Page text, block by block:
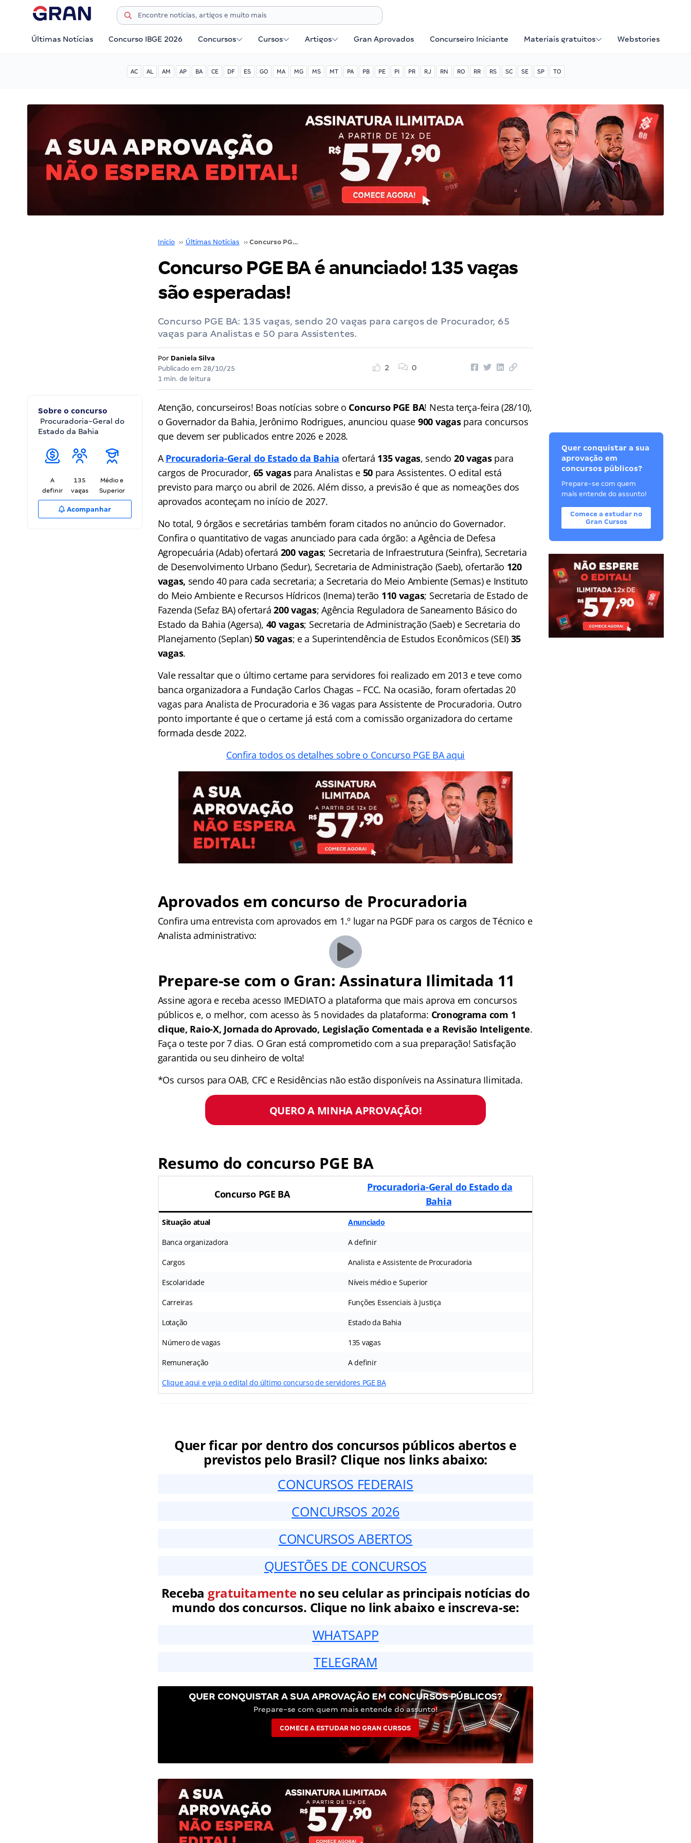
Últimas Notícias Concurso IBGE 2026 Concursos Cursos Artigos Gran Aprovados Concurseiro Iniciante Materiais gratuitos Webstories
AC AL AM AP BA CE DF ES GO MA MG MS MT PA PB PE PI PR RJ RN RO RR RS SC SE SP TO
Início ›› Últimas Notícias ›› Concurso PGE BA é anunciado! 135 vagas são esperadas!
Concurso PGE BA é anunciado! 135 vagas
são esperadas!
Concurso PGE BA: 135 vagas, sendo 20 vagas para cargos de Procurador, 65
vagas para Analistas e 50 para Assistentes.
Por Daniela Silva
Publicado em 28/10/25
1 min. de leitura
2 0
Sobre o concurso
Procuradoria-Geral do
Estado da Bahia
A
definir
135
vagas
Médio e
Superior
Acompanhar
Atenção, concurseiros! Boas notícias sobre o Concurso PGE BA! Nesta terça-feira (28/10),
o Governador da Bahia, Jerônimo Rodrigues, anunciou quase 900 vagaspara concursos
que devem ser publicados entre 2026 e 2028.
AProcuradoria-Geral do Estado da Bahia ofertará 135 vagas, sendo 20 vagas para
cargos de Procurador, 65 vagas para Analistas e 50 para Assistentes. O edital está
previsto para março ou abril de 2026. Além disso, a previsão é que as nomeações dos
aprovados aconteçam no início de 2027.
No total, 9 órgãos e secretárias também foram citados no anúncio do Governador.
Confira o quantitativo de vagas anunciado para cada órgão: a Agência de Defesa
Agropecuária (Adab) ofertará 200 vagas; Secretaria de Infraestrutura (Seinfra), Secretaria
de Desenvolvimento Urbano (Sedur), Secretaria de Administração (Saeb), ofertarão 120
vagas, sendo 40 para cada secretaria; a Secretaria do Meio Ambiente (Semas) e Instituto
do Meio Ambiente e Recursos Hídricos (Inema) terão 110 vagas; Secretaria de Estado de
Fazenda (Sefaz BA) ofertará200 vagas; Agência Reguladora de Saneamento Básico do
Estado da Bahia (Agersa), 40 vagas; Secretaria de Administração (Saeb) e Secretaria do
Planejamento (Seplan) 50 vagas; e a Superintendência de Estudos Econômicos (SEI) 35
vagas.
Vale ressaltar que o último certame para servidores foi realizado em 2013 e teve como
banca organizadora a Fundação Carlos Chagas – FCC. Na ocasião, foram ofertadas 20
vagas para Analista de Procuradoria e 36 vagas para Assistente de Procuradoria. Outro
ponto importante é que o certame já está com a comissão organizadora do certame
formada desde 2022.
Confira todos os detalhes sobre o Concurso PGE BA aqui
Aprovados em concurso de Procuradoria
Confira uma entrevista com aprovados em 1.º lugar na PGDF para os cargos de Técnico e
Analista administrativo:
Prepare-se com o Gran: Assinatura Ilimitada 11
Assine agora e receba acesso IMEDIATO a plataforma que mais aprova em concursos
públicos e, o melhor, com acesso às 5 novidades da plataforma: Cronograma com 1
clique, Raio-X, Jornada do Aprovado, Legislação Comentada e a Revisão Inteligente.
Faça o teste por 7 dias. O Gran está comprometido com a sua preparação! Satisfação
garantida ou seu dinheiro de volta!
*Os cursos para OAB, CFC e Residências não estão disponíveis na Assinatura Ilimitada.
QUERO A MINHA APROVAÇÃO!
Resumo do concurso PGE BA
Concurso PGE BA
Procuradoria-Geral do Estado da
Bahia
Situação atual Anunciado
Banca organizadora A definir
Cargos Analista e Assistente de Procuradoria
Escolaridade Níveis médio e Superior
Carreiras Funções Essenciais à Justiça
Lotação Estado da Bahia
Número de vagas 135 vagas
Remuneração A definir
Clique aqui e veja o edital do último concurso de servidores PGE BA
Quer ficar por dentro dos concursos públicos abertos e
previstos pelo Brasil? Clique nos links abaixo:
CONCURSOS FEDERAIS
CONCURSOS 2026
CONCURSOS ABERTOS
QUESTÕES DE CONCURSOS
Receba gratuitamenteno seu celular as principais notícias do
mundo dos concursos. Clique no link abaixo e inscreva-se:
WHATSAPP
TELEGRAM
QUER CONQUISTAR A SUA APROVAÇÃO EM CONCURSOS PÚBLICOS?
Prepare-se com quem mais entende do assunto!
COMECE A ESTUDAR NO GRAN CURSOS
Quer conquistar a sua
aprovação em
concursos públicos?
Prepare-se com quem
mais entende do assunto!
Comece a estudar no
Gran Cursos